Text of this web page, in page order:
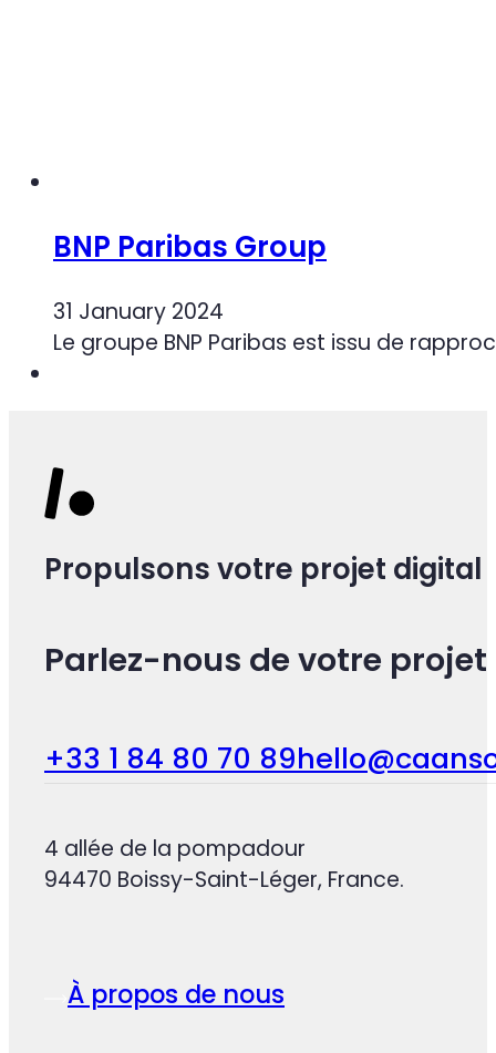
BNP Paribas Group
31 January 2024
Le groupe BNP Paribas est issu de
Propulsons votre projet digital
Parlez-nous de votre projet
+33 1 84 80 70 89
4 allée de la pompadour
94470 Boissy-Saint-Léger, France.
À propos de nous